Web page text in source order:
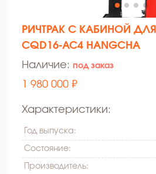
РИЧТРАК С КАБИНОЙ
CQD16-AC4 HANGCHA
Наличие: под заказ
1 980 000 ₽
Характеристики:
Год выпуска:
Состояние:
Производитель: